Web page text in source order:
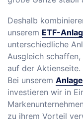
Deshalb
unserem ETF-
unterschiedliche
Ausgleich
auf der Aktienseite.
Bei unserem
investieren wir in
zu ihrem Vorteil